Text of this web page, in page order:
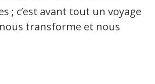
; c’est avant tout un voyage
transforme et nous